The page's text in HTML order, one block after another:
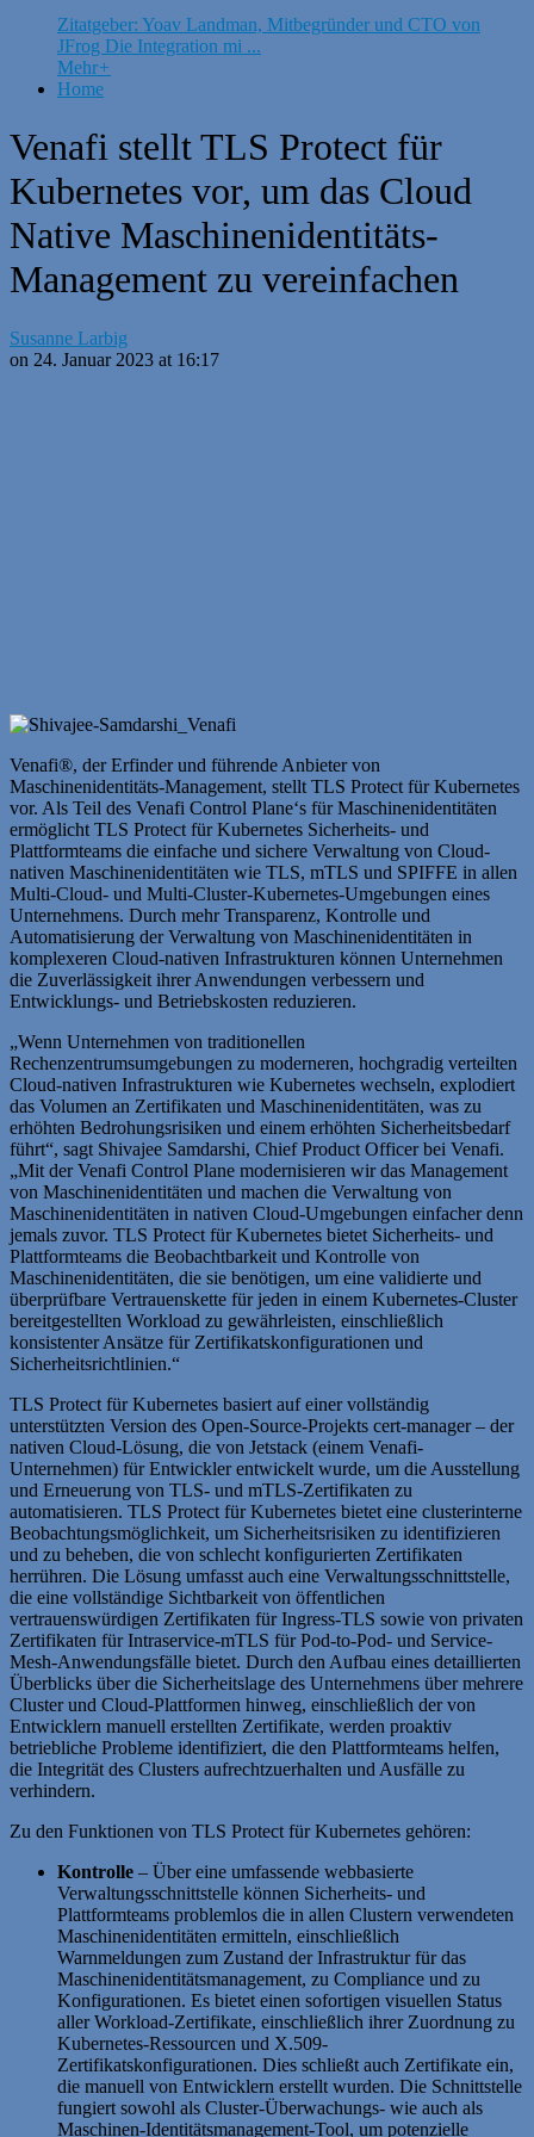
Zitatgeber: Yoav Landman, Mitbegründer und CTO von
JFrog Die Integration mi ...
Mehr+
Home
Venafi stellt TLS Protect für
Kubernetes vor, um das Cloud
Native Maschinenidentitäts-
Management zu vereinfachen
Susanne Larbig
on 24. Januar 2023 at 16:17
Venafi®, der Erfinder und führende Anbieter von
Maschinenidentitäts-Management, stellt TLS Protect für Kubernetes
vor. Als Teil des Venafi Control Plane‘s für Maschinenidentitäten
ermöglicht TLS Protect für Kubernetes Sicherheits- und
Plattformteams die einfache und sichere Verwaltung von Cloud-
nativen Maschinenidentitäten wie TLS, mTLS und SPIFFE in allen
Multi-Cloud- und Multi-Cluster-Kubernetes-Umgebungen eines
Unternehmens. Durch mehr Transparenz, Kontrolle und
Automatisierung der Verwaltung von Maschinenidentitäten in
komplexeren Cloud-nativen Infrastrukturen können Unternehmen
die Zuverlässigkeit ihrer Anwendungen verbessern und
Entwicklungs- und Betriebskosten reduzieren.
„Wenn Unternehmen von traditionellen
Rechenzentrumsumgebungen zu moderneren, hochgradig verteilten
Cloud-nativen Infrastrukturen wie Kubernetes wechseln, explodiert
das Volumen an Zertifikaten und Maschinenidentitäten, was zu
erhöhten Bedrohungsrisiken und einem erhöhten Sicherheitsbedarf
führt“, sagt Shivajee Samdarshi, Chief Product Officer bei Venafi.
„Mit der Venafi Control Plane modernisieren wir das Management
von Maschinenidentitäten und machen die Verwaltung von
Maschinenidentitäten in nativen Cloud-Umgebungen einfacher denn
jemals zuvor. TLS Protect für Kubernetes bietet Sicherheits- und
Plattformteams die Beobachtbarkeit und Kontrolle von
Maschinenidentitäten, die sie benötigen, um eine validierte und
überprüfbare Vertrauenskette für jeden in einem Kubernetes-Cluster
bereitgestellten Workload zu gewährleisten, einschließlich
konsistenter Ansätze für Zertifikatskonfigurationen und
Sicherheitsrichtlinien.“
TLS Protect für Kubernetes basiert auf einer vollständig
unterstützten Version des Open-Source-Projekts cert-manager – der
nativen Cloud-Lösung, die von Jetstack (einem Venafi-
Unternehmen) für Entwickler entwickelt wurde, um die Ausstellung
und Erneuerung von TLS- und mTLS-Zertifikaten zu
automatisieren. TLS Protect für Kubernetes bietet eine clusterinterne
Beobachtungsmöglichkeit, um Sicherheitsrisiken zu identifizieren
und zu beheben, die von schlecht konfigurierten Zertifikaten
herrühren. Die Lösung umfasst auch eine Verwaltungsschnittstelle,
die eine vollständige Sichtbarkeit von öffentlichen
vertrauenswürdigen Zertifikaten für Ingress-TLS sowie von privaten
Zertifikaten für Intraservice-mTLS für Pod-to-Pod- und Service-
Mesh-Anwendungsfälle bietet. Durch den Aufbau eines detaillierten
Überblicks über die Sicherheitslage des Unternehmens über mehrere
Cluster und Cloud-Plattformen hinweg, einschließlich der von
Entwicklern manuell erstellten Zertifikate, werden proaktiv
betriebliche Probleme identifiziert, die den Plattformteams helfen,
die Integrität des Clusters aufrechtzuerhalten und Ausfälle zu
verhindern.
Zu den Funktionen von TLS Protect für Kubernetes gehören:
Kontrolle – Über eine umfassende webbasierte
Verwaltungsschnittstelle können Sicherheits- und
Plattformteams problemlos die in allen Clustern verwendeten
Maschinenidentitäten ermitteln, einschließlich
Warnmeldungen zum Zustand der Infrastruktur für das
Maschinenidentitätsmanagement, zu Compliance und zu
Konfigurationen. Es bietet einen sofortigen visuellen Status
aller Workload-Zertifikate, einschließlich ihrer Zuordnung zu
Kubernetes-Ressourcen und X.509-
Zertifikatskonfigurationen. Dies schließt auch Zertifikate ein,
die manuell von Entwicklern erstellt wurden. Die Schnittstelle
fungiert sowohl als Cluster-Überwachungs- wie auch als
Maschinen-Identitätsmanagement-Tool, um potenzielle